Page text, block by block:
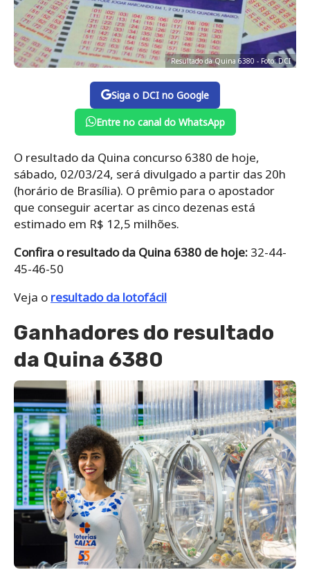
Resultado da Quina 6380 - Foto: DCI
Siga o DCI no Google
Entre no canal do WhatsApp
O resultado da Quina concurso 6380 de hoje,
sábado, 02/03/24, será divulgado a partir das 20h
(horário de Brasília). O prêmio para o apostador
que conseguir acertar as cinco dezenas está
estimado em R$ 12,5 milhões.
Confira o resultado da Quina 6380 de hoje: 32-44-
45-46-50
Veja o resultado da lotofácil
Ganhadores do resultado
da Quina 6380